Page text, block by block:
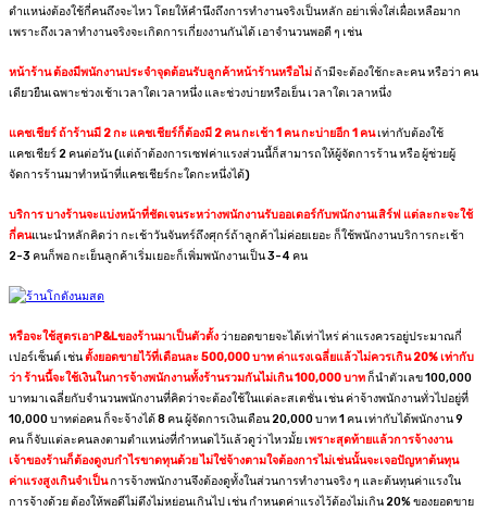
ตำแหน่งต้องใช้กี่คนถึงจะไหว โดยให้คำนึงถึงการทำงานจริงเป็นหลัก อย่าเพิ่งใส่เผื่อเหลือมาก
เพราะถึงเวลาทำงานจริงจะเกิดการเกี่ยงงานกันได้ เอาจำนวนพอดี ๆ เช่น
หน้าร้าน ต้องมีพนักงานประจำจุดต้อนรับลูกค้าหน้าร้านหรือไม่ถ้ามีจะต้องใช้กะละคน หรือว่า คน
เดียวยืนเฉพาะช่วงเช้าเวลาใดเวลาหนึ่ง และช่วงบ่ายหรือเย็น เวลาใดเวลาหนึ่ง
แคชเชียร์ ถ้าร้านมี 2 กะ แคชเชียร์ก็ต้องมี 2 คน กะเช้า 1 คน กะบ่ายอีก 1 คนเท่ากับต้องใช้
แคชเชียร์ 2 คนต่อวัน (แต่ถ้าต้องการเซฟค่าแรงส่วนนี้ก็สามารถให้ผู้จัดการร้าน หรือ ผู้ช่วยผู้
จัดการร้านมาทำหน้าที่แคชเชียร์กะใดกะหนึ่งได้)
บริการ บางร้านจะแบ่งหน้าที่ชัดเจนระหว่างพนักงานรับออเดอร์กับพนักงานเสิร์ฟ แต่ละกะจะใช้
กี่คนแนะนำหลักคิดว่า กะเช้าวันจันทร์ถึงศุกร์ถ้าลูกค้าไม่ค่อยเยอะ ก็ใช้พนักงานบริการกะเช้า
2-3 คนก็พอ กะเย็นลูกค้าเริ่มเยอะก็เพิ่มพนักงานเป็น 3-4 คน
หรือจะใช้สูตรเอาP&Lของร้านมาเป็นตัวตั้งว่ายอดขายจะได้เท่าไหร่ ค่าแรงควรอยู่ประมาณกี่
เปอร์เซ็นต์ เช่นตั้งยอดขายไว้ที่เดือนละ 500,000 บาท ค่าแรงเฉลี่ยแล้วไม่ควรเกิน 20% เท่ากับ
ว่า ร้านนี้จะใช้เงินในการจ้างพนักงานทั้งร้านรวมกันไม่เกิน 100,000 บาทก็นำตัวเลข 100,000
บาทมาเฉลี่ยกับจำนวนพนักงานที่คิดว่าจะต้องใช้ในแต่ละสเตชั่น เช่น ค่าจ้างพนักงานทั่วไปอยู่ที่
10,000 บาทต่อคน ก็จะจ้างได้ 8 คน ผู้จัดการเงินเดือน 20,000 บาท 1 คน เท่ากับได้พนักงาน 9
คน ก็จับแต่ละคนลงตามตำแหน่งที่กำหนดไว้แล้วดูว่าไหวมั้ย เพราะสุดท้ายแล้วการจ้างงาน
เจ้าของร้านก็ต้องดูงบกำไรขาดทุนด้วย ไม่ใช่จ้างตามใจต้องการไม่เช่นนั้นจะเจอปัญหาต้นทุน
ค่าแรงสูงเกินจำเป็นการจ้างพนักงานจึงต้องดูทั้งในส่วนการทำงานจริง ๆ และต้นทุนค่าแรงใน
การจ้างด้วย ต้องให้พอดีไม่ตึงไม่หย่อนเกินไป เช่น กำหนดค่าแรงไว้ต้องไม่เกิน 20% ของยอดขาย